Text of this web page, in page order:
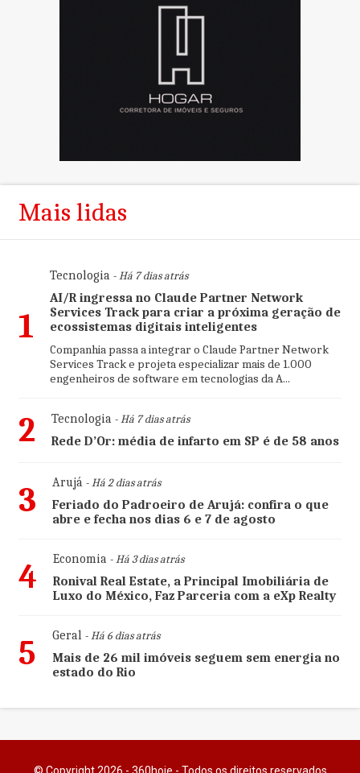
Mais lidas
1
Tecnologia- Há 7 dias atrás
AI/R ingressa no Claude Partner Network
Services Track para criar a próxima geração de
ecossistemas digitais inteligentes
Companhia passa a integrar o Claude Partner Network
Services Track e projeta especializar mais de 1.000
engenheiros de software em tecnologias da A...
2 Tecnologia- Há 7 dias atrás
Rede D’Or: média de infarto em SP é de 58 anos
3 Arujá- Há 2 dias atrás
Feriado do Padroeiro de Arujá: confira o que
abre e fecha nos dias 6 e 7 de agosto
4 Economia- Há 3 dias atrás
Ronival Real Estate, a Principal Imobiliária de
Luxo do México, Faz Parceria com a eXp Realty
5 Geral- Há 6 dias atrás
Mais de 26 mil imóveis seguem sem energia no
estado do Rio
© Copyright 2026 - 360hoje - Todos os direitos reservados